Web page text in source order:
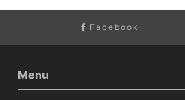
Facebook
Menu